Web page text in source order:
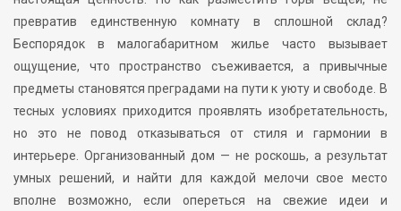
превратив единственную комнату в сплошной склад?
Беспорядок в малогабаритном жилье часто вызывает
ощущение, что пространство съеживается, а привычные
предметы становятся преградами на пути к уюту и свободе. В
тесных условиях приходится проявлять изобретательность,
но это не повод отказываться от стиля и гармонии в
интерьере. Организованный дом — не роскошь, а результат
умных решений, и найти для каждой мелочи свое место
вполне возможно, если опереться на свежие идеи и